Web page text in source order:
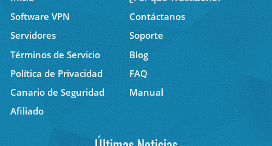
Software VPN
Contáctanos
Servidores
Soporte
Términos de Servicio
Blog
Política de Privacidad
FAQ
Canario de Seguridad
Manual
Afiliado